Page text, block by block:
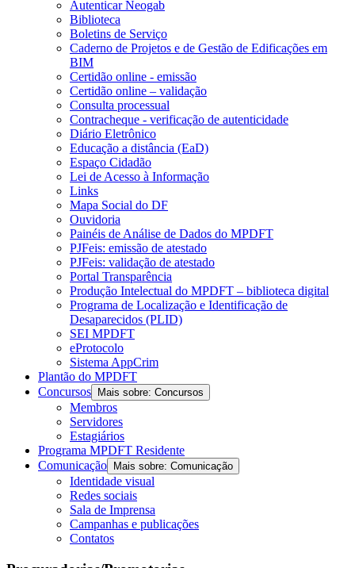
Autenticar Neogab
Biblioteca
Boletins de Serviço
Caderno de Projetos e de Gestão de Edificações em
BIM
Certidão online - emissão
Certidão online – validação
Consulta processual
Contracheque - verificação de autenticidade
Diário Eletrônico
Educação a distância (EaD)
Espaço Cidadão
Lei de Acesso à Informação
Links
Mapa Social do DF
Ouvidoria
Painéis de Análise de Dados do MPDFT
PJFeis: emissão de atestado
PJFeis: validação de atestado
Portal Transparência
Produção Intelectual do MPDFT – biblioteca digital
Programa de Localização e Identificação de
Desaparecidos (PLID)
SEI MPDFT
eProtocolo
Sistema AppCrim
Plantão do MPDFT
Concursos
Mais sobre: Concursos
Membros
Servidores
Estagiários
Programa MPDFT Residente
Comunicação
Mais sobre: Comunicação
Identidade visual
Redes sociais
Sala de Imprensa
Campanhas e publicações
Contatos